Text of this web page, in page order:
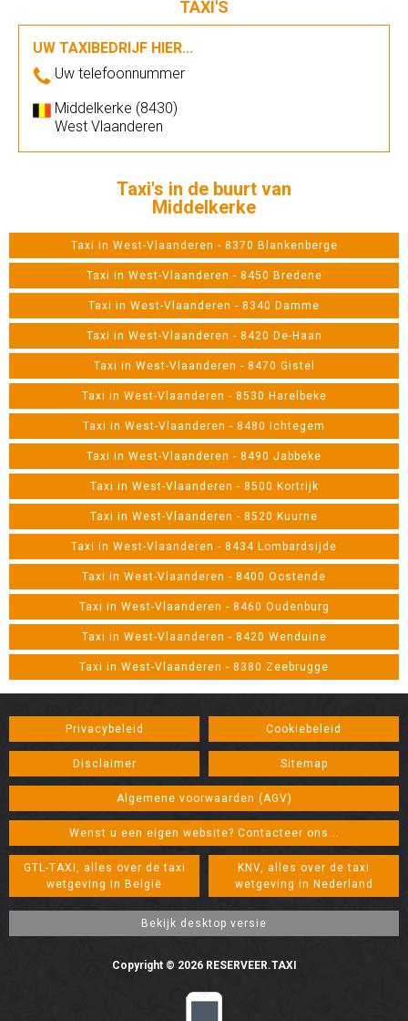
TAXI'S
UW TAXIBEDRIJF HIER...
Uw telefoonnummer
Middelkerke (8430)
West Vlaanderen
Taxi's in de buurt van
Middelkerke
Taxi in West-Vlaanderen - 8370 Blankenberge
Taxi in West-Vlaanderen - 8450 Bredene
Taxi in West-Vlaanderen - 8340 Damme
Taxi in West-Vlaanderen - 8420 De-Haan
Taxi in West-Vlaanderen - 8470 Gistel
Taxi in West-Vlaanderen - 8530 Harelbeke
Taxi in West-Vlaanderen - 8480 Ichtegem
Taxi in West-Vlaanderen - 8490 Jabbeke
Taxi in West-Vlaanderen - 8500 Kortrijk
Taxi in West-Vlaanderen - 8520 Kuurne
Taxi in West-Vlaanderen - 8434 Lombardsijde
Taxi in West-Vlaanderen - 8400 Oostende
Taxi in West-Vlaanderen - 8460 Oudenburg
Taxi in West-Vlaanderen - 8420 Wenduine
Taxi in West-Vlaanderen - 8380 Zeebrugge
Privacybeleid Cookiebeleid
Disclaimer Sitemap
Algemene voorwaarden (AGV)
Wenst u een eigen website? Contacteer ons...
GTL-TAXI, alles over de taxi
wetgeving in België
KNV, alles over de taxi
wetgeving in Nederland
Copyright © 2026 RESERVEER.TAXI